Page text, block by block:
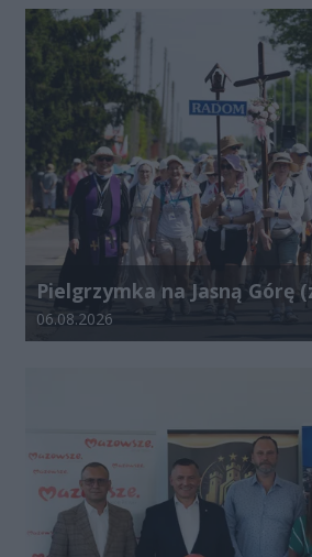
Pielgrzymka na Jasną Górę
Data dodania galerii:
06.08.2026